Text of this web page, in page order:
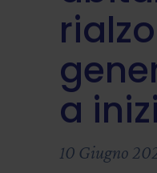
rialzo
a
10 Giugno